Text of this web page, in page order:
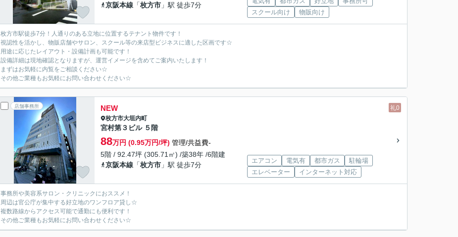
京阪本線 「枚方市 」駅 徒歩7分
スクール向け
物販向け
枚方市駅徒歩7分！人通りのある立地に位置するテナント物件です！
視認性を活かし、物販店舗やサロン、スクール等の来店型ビジネスに適した区画です☆
用途に応じたレイアウト・設備計画も可能です！
設備詳細は現地確認となりますが、運営イメージを含めてご案内いたします！
まずはお気軽に内覧をご相談ください☆
その他ご業種もお気軽にお問い合わせください☆
店舗事務所 礼0
NEW
枚方市大垣内町
宮村第３ビル ５階
88万円 (0.95万円/坪) 管理/共益費-
5階 / 92.47坪 (305.71㎡) /築38年 /6階建
京阪本線 「枚方市 」駅 徒歩7分
エアコン 電気有 都市ガス
駐輪場
エレベーター
インターネット対応
事務所や美容系サロン・クリニックにおススメ！
周辺は官公庁が集中する好立地のワンフロア貸し☆
複数路線からアクセス可能で通勤にも便利です！
その他ご業種もお気軽にお問い合わせください☆